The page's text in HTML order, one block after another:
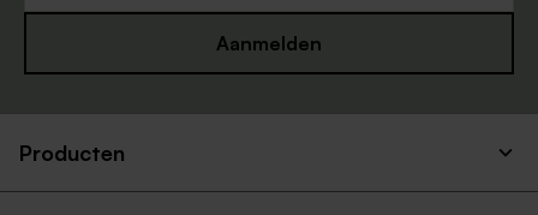
enveloppe met rechte klep
Aanmelden
Producten